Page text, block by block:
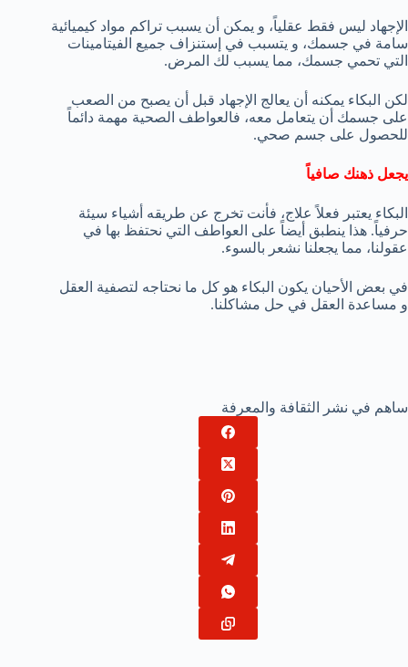
الإجهاد ليس فقط عقلياً، و يمكن أن يسبب تراكم مواد كيميائية
سامة في جسمك، و يتسبب في إستنزاف جميع الفيتامينات
التي تحمي جسمك، مما يسبب لك المرض.
لكن البكاء يمكنه أن يعالج الإجهاد قبل أن يصبح من الصعب
على جسمك أن يتعامل معه، فالعواطف الصحية مهمة دائماً
للحصول على جسم صحي.
يجعل ذهنك صافياً
البكاء يعتبر فعلاً علاج، فأنت تخرج عن طريقه أشياء سيئة
حرفياً. هذا ينطبق أيضاً على العواطف التي نحتفظ بها في
عقولنا، مما يجعلنا نشعر بالسوء.
في بعض الأحيان يكون البكاء هو كل ما نحتاجه لتصفية العقل
و مساعدة العقل في حل مشاكلنا.
ساهم في نشر الثقافة والمعرفة